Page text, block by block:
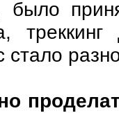
было
стало